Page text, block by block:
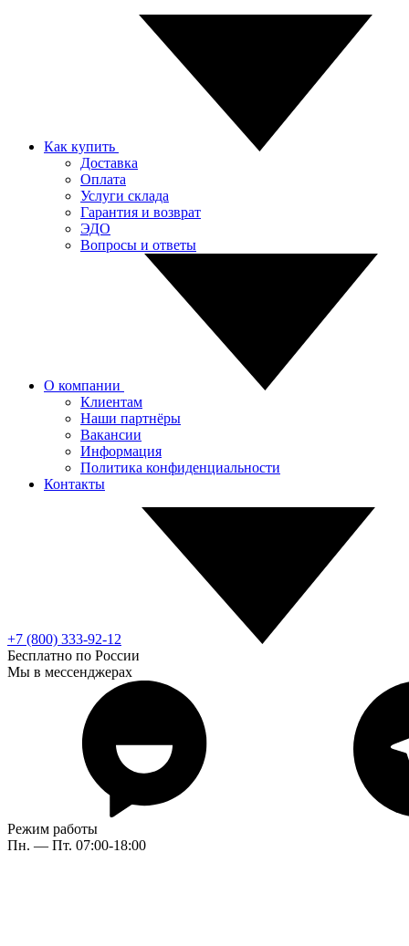
Как купить
Доставка
Оплата
Услуги склада
Гарантия и возврат
ЭДО
Вопросы и ответы
О компании
Клиентам
Наши партнёры
Вакансии
Информация
Политика конфиденциальности
Контакты
+7 (800) 333-92-12
Бесплатно по России
Мы в мессенджерах
Режим работы
Пн. — Пт. 07:00-18:00